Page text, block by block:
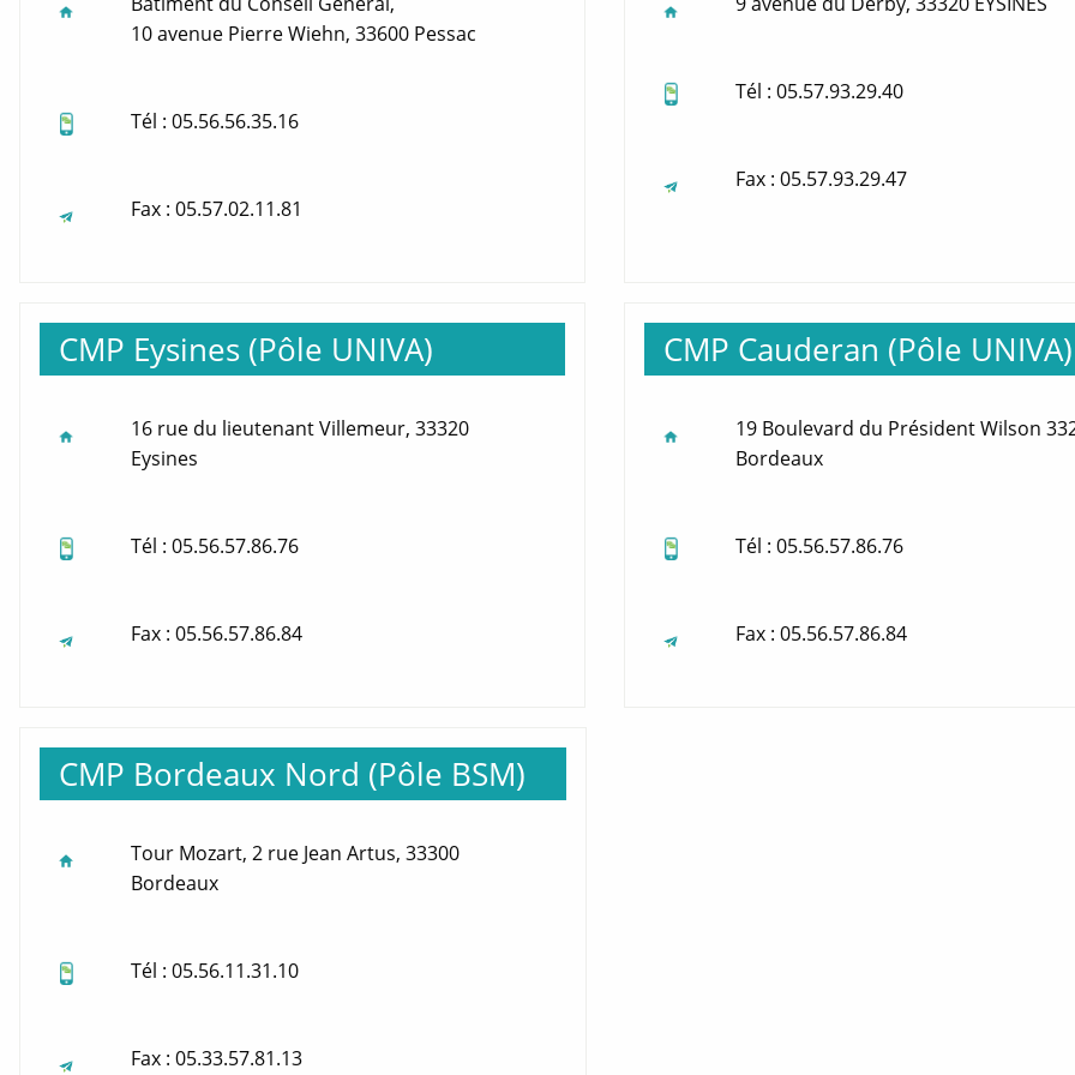
10 avenue Pierre Wiehn, 33600 Pessac
Tél : 05.56.56.35.16
Fax : 05.57.02.11.81
Tél : 05.57.93.29.40
Fax : 05.57.93.29.47
CMP Eysines (Pôle UNIVA)
16 rue du lieutenant Villemeur, 33320
Eysines
Tél : 05.56.57.86.76
Fax : 05.56.57.86.84
CMP Cauderan (Pôle UNIVA)
19 Boulevard du Président Wilson
Bordeaux
Tél : 05.56.57.86.76
Fax : 05.56.57.86.84
CMP Bordeaux Nord (Pôle BSM)
Tour Mozart, 2 rue Jean Artus, 33300
Bordeaux
Tél : 05.56.11.31.10
Fax : 05.33.57.81.13